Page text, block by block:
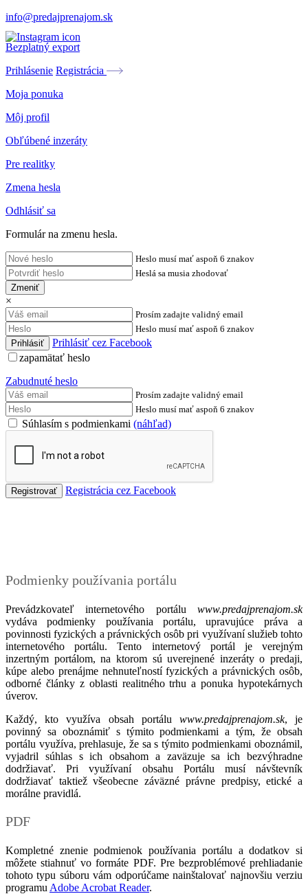
info@predajprenajom.sk
Bezplatný export
Prihlásenie Registrácia
Moja ponuka
Môj profil
Obľúbené inzeráty
Pre realitky
Zmena hesla
Odhlásiť sa
Formulár na zmenu hesla.
Heslo musí mať aspoň 6 znakov
Heslá sa musia zhodovať
Zmeniť
×
Prosím zadajte validný email
Heslo musí mať aspoň 6 znakov
Prihlásiť cez Facebook
zapamätať heslo
Zabudnuté heslo
Prosím zadajte validný email
Heslo musí mať aspoň 6 znakov
Súhlasím s podmienkami (náhľad)
Registrácia cez Facebook
Podmienky používania portálu
Prevádzkovateľ internetového portálu www.predajprenajom.sk
vydáva podmienky používania portálu, upravujúce práva a
povinnosti fyzických a právnických osôb pri využívaní služieb tohto
internetového portálu. Tento internetový portál je verejným
inzertným portálom, na ktorom sú uverejnené inzeráty o predaji,
kúpe alebo prenájme nehnuteľností fyzických a právnických osôb,
odborné články z oblasti realitného trhu a ponuka hypotekárnych
úverov.
Každý, kto využíva obsah portálu www.predajprenajom.sk, je
povinný sa oboznámiť s týmito podmienkami a tým, že obsah
portálu využíva, prehlasuje, že sa s týmito podmienkami oboznámil,
vyjadril súhlas s ich obsahom a zaväzuje sa ich bezvýhradne
dodržiavať. Pri využívaní obsahu Portálu musí návštevník
dodržiavať taktiež všeobecne záväzné právne predpisy, etické a
morálne pravidlá.
PDF
Kompletné znenie podmienok používania portálu a dodatkov si
môžete stiahnuť vo formáte PDF. Pre bezproblémové prehliadanie
tohoto typu súboru vám odporúčame nainštalovať najnovšiu verziu
programu Adobe Acrobat Reader.